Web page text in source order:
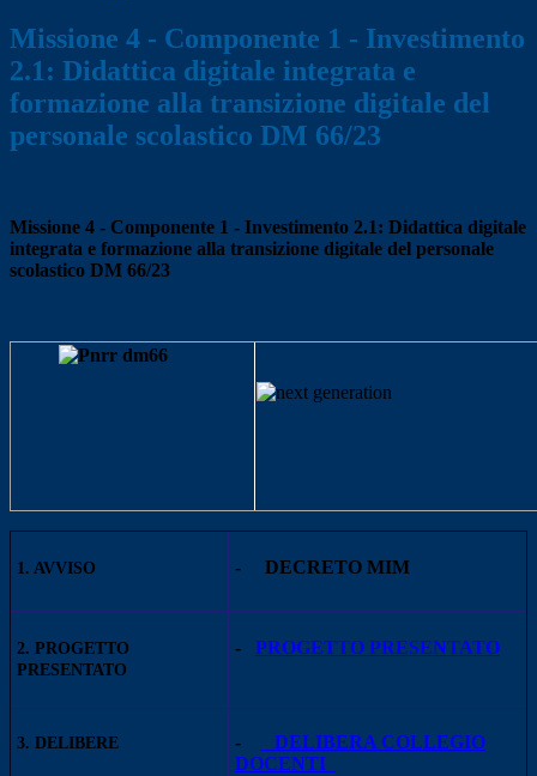
Missione 4 - Componente 1 - Investimento
2.1: Didattica digitale integrata e
formazione alla transizione digitale del
personale scolastico DM 66/23
Missione 4 - Componente 1 - Investimento 2.1: Didattica digitale
integrata e formazione alla transizione digitale del personale
scolastico DM 66/23
1. AVVISO - DECRETO MIM
2. PROGETTO
PRESENTATO
- PROGETTO PRESENTATO
3. DELIBERE -
DELIBERA COLLEGIO
DOCENTI